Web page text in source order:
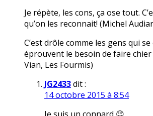
Je répète, les cons, ça ose tout.
qu’on les reconnait! (Michel
C’est drôle comme les gens qui
éprouvent le besoin de faire
Vian, Les Fourmis)
JG2433dit :
14 octobre 2015 à 8:54